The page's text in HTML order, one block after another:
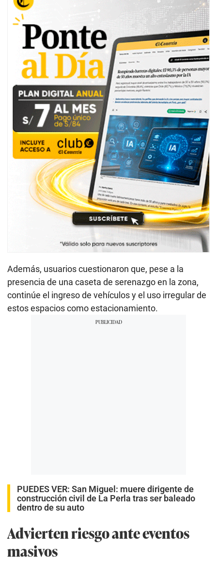
Además, usuarios cuestionaron que, pese a la
presencia de una caseta de serenazgo en la zona,
continúe el ingreso de vehículos y el uso irregular de
estos espacios como estacionamiento.
PUEDES VER: San Miguel: muere dirigente de
construcción civil de La Perla tras ser baleado
dentro de su auto
Advierten riesgo ante eventos
masivos